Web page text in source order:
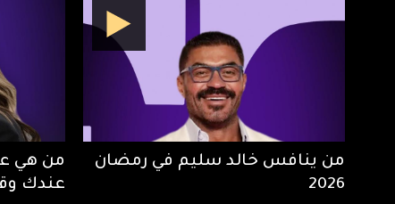
من ينافس خالد سليم في رمضان
2026
من هي
عندك